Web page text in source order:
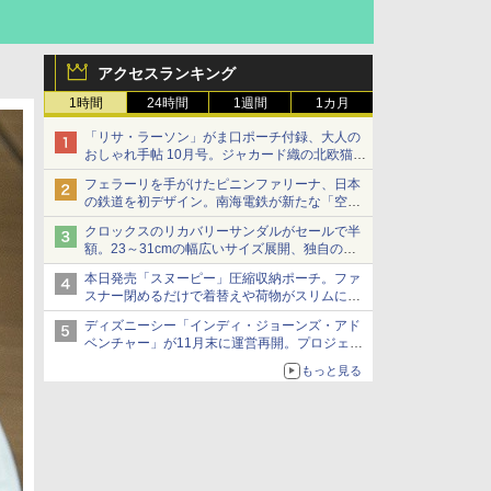
アクセスランキング
1時間 24時間 1週間 1カ月
「リサ・ラーソン」がま口ポーチ付録、大人の
おしゃれ手帖 10月号。ジャカード織の北欧猫デ
ザイン
フェラーリを手がけたピニンファリーナ、日本
の鉄道を初デザイン。南海電鉄が新たな「空港
特急」をなにわ筋線へ導入
クロックスのリカバリーサンダルがセールで半
額。23～31cmの幅広いサイズ展開、独自のク
ッション素材を採用
本日発売「スヌーピー」圧縮収納ポーチ。ファ
スナー閉めるだけで着替えや荷物がスリムにま
とまる
ディズニーシー「インディ・ジョーンズ・アド
ベンチャー」が11月末に運営再開。プロジェク
ションマッピングを追加、DPAは1500円
もっと見る